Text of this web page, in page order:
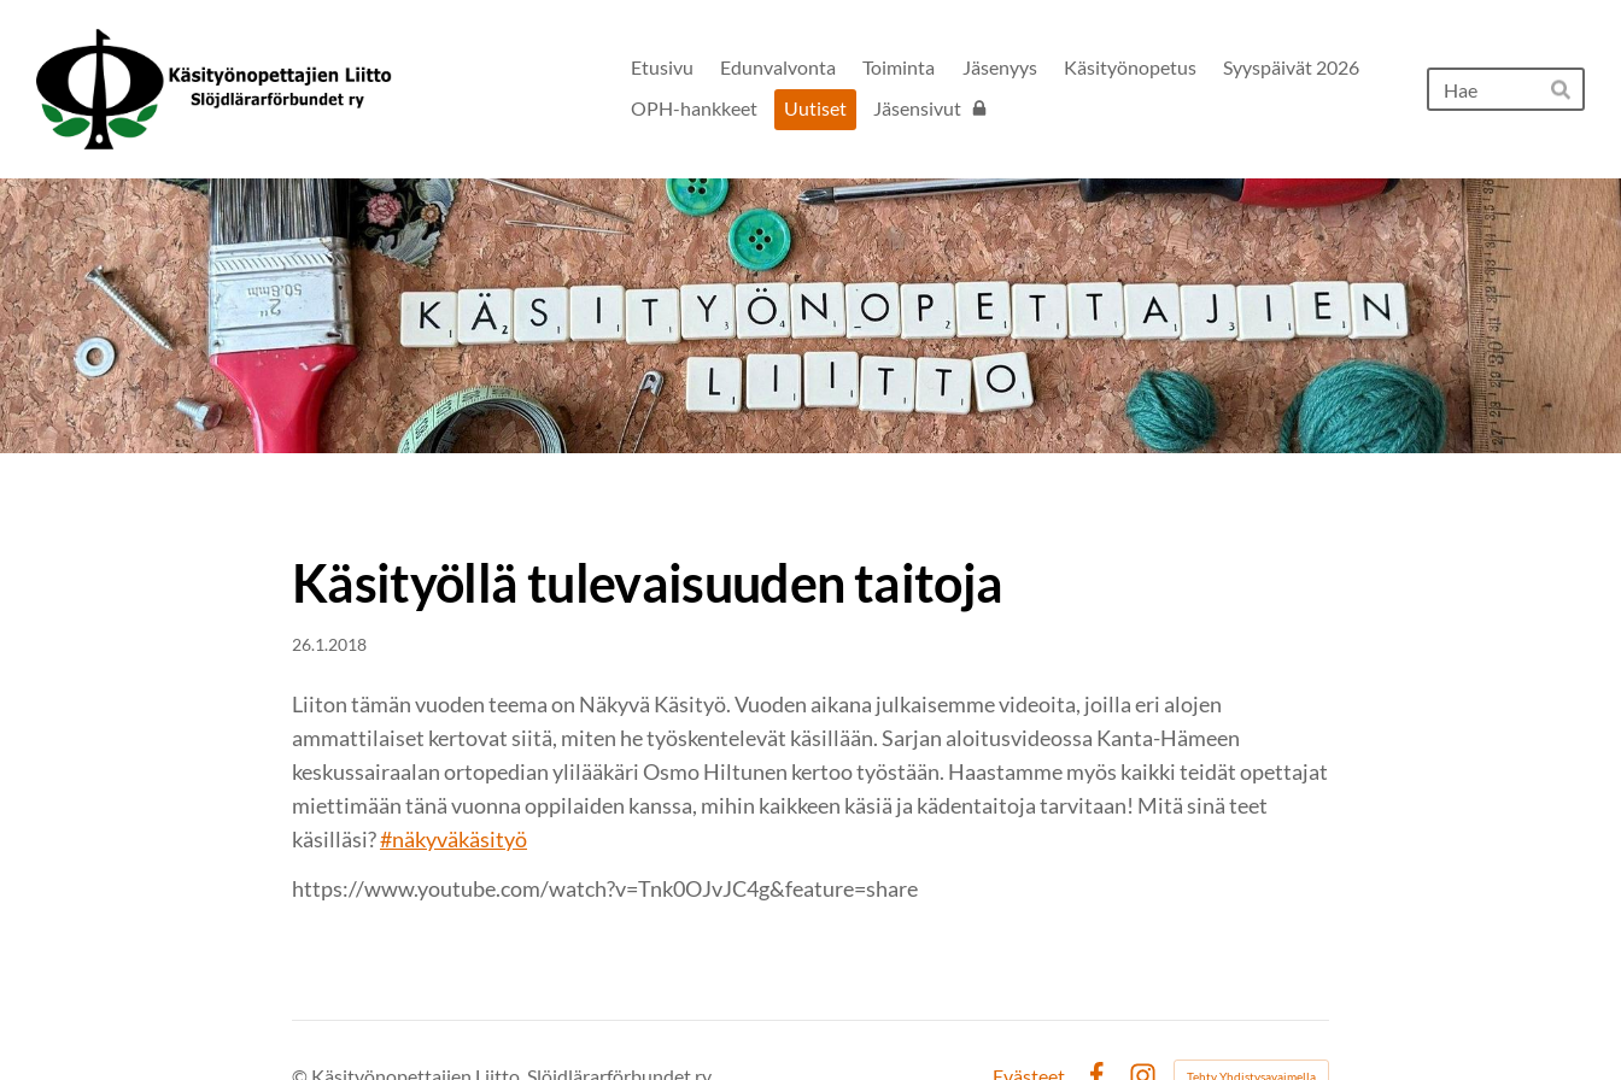
sivun
sisältöön
Käsityönopettajien Liitto
Etusivu Edunvalvonta Toiminta Jäsenyys Käsityönopetus
Syyspäivät 2026
OPH-hankkeet
Uutiset Jäsensivut Hae
Käsityöllä tulevaisuuden taitoja
26.1.2018
Liiton tämän vuoden teema on Näkyvä Käsityö. Vuoden aikana julkaisemme videoita, joilla eri alojen
ammattilaiset kertovat siitä, miten he työskentelevät käsillään. Sarjan aloitusvideossa Kanta-Hämeen
keskussairaalan ortopedian ylilääkäri Osmo Hiltunen kertoo työstään. Haastamme myös kaikki teidät opettajat
miettimään tänä vuonna oppilaiden kanssa, mihin kaikkeen käsiä ja kädentaitoja tarvitaan! Mitä sinä teet
käsilläsi?#näkyväkäsityö
https://www.youtube.com/watch?v=Tnk0OJvJC4g&feature=share
© Käsityönopettajien Liitto, Slöjdlärarförbundet ry Evästeet Tehty Yhdistysavaimella